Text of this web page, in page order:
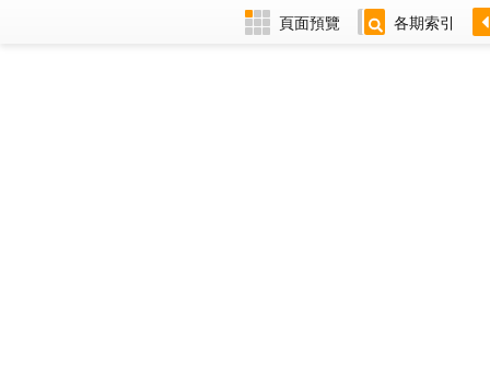
頁面預覽 各期索引